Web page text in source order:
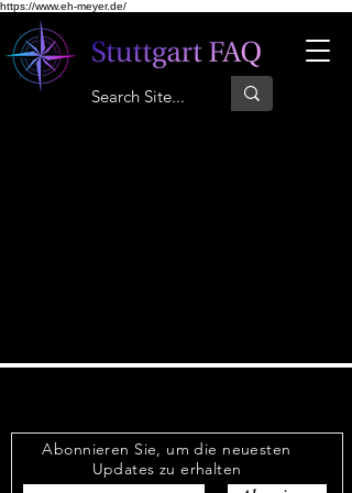
https://www.eh-meyer.de/
Abonnieren Sie, um die neuesten
Updates zu erhalten